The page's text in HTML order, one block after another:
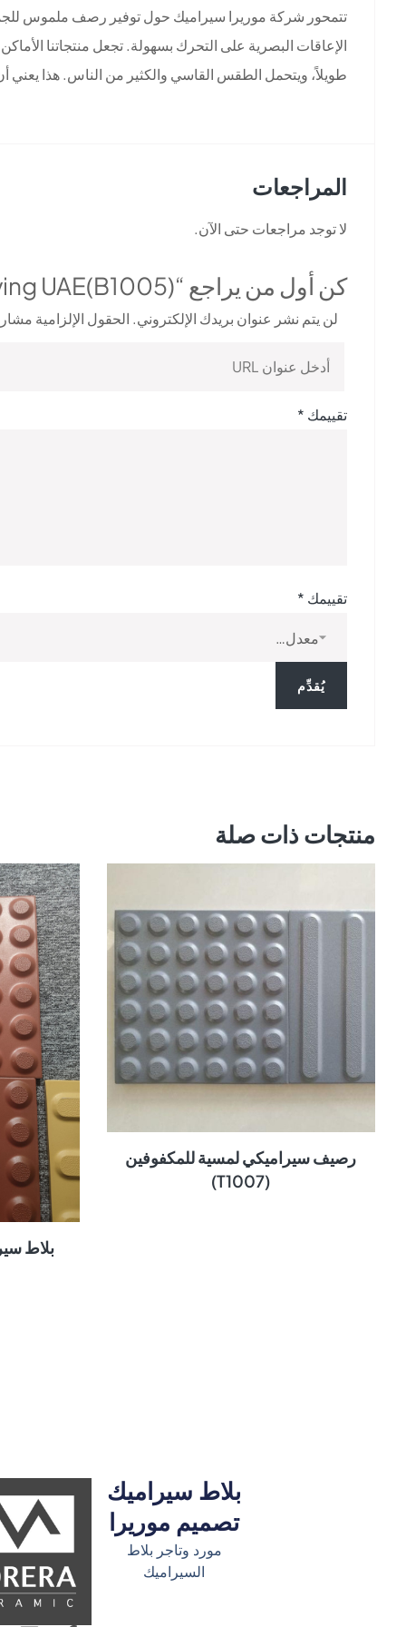
الإعاقات البصرية على التحرك بسهولة. تجعل منتجاتنا
طويلاً، ويتحمل الطقس القاسي والكثير من الناس. هذا يعني
المراجعات
لا توجد مراجعات حتى الآن.
كن أول من يراجع “Morera Tactile Paving UAE(B1005)”
لن يتم نشر عنوان بريدك الإلكتروني. الحقول الإلزامية مشار
تقييمك *
تقييمك *
منتجات ذات صلة
رصيف سيراميكي لمسية للمكفوفين
(T1007)
بلاط
بلاط سيراميك
تصميم موريرا
مورد وتاجر بلاط
السيراميك